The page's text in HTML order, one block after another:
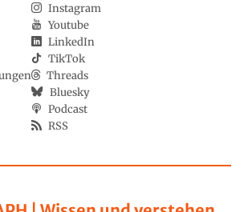
Instagram
Youtube
LinkedIn
TikTok
Threads
Bluesky
Podcast
RSS